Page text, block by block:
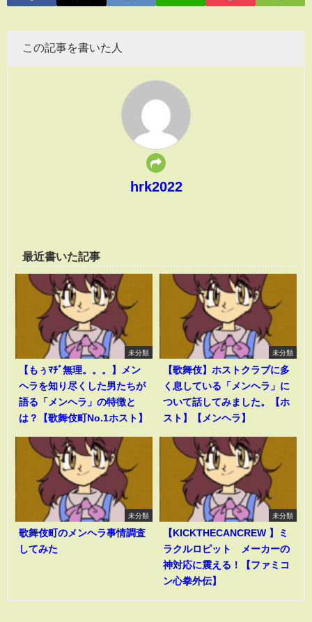
この記事を書いた人
hrk2022
最近書いた記事
未分類
【もぅﾏﾁﾞ無理。。。】メン
ヘラを知り尽くした男たちが
語る「メンヘラ」の特徴と
は？【歌舞伎町No.1ホスト】
未分類
【歌舞伎】ホストクラブに多
く息している「メンヘラ」に
ついて話してみました。【ホ
スト】【メンヘラ】
未分類
歌舞伎町のメンヘラ事情調査
してみた
未分類
【KICKTHECANCREW 】ミ
ラクルロピット メーカーの
神対応に震える！【ファミコ
ン心拳外伝】